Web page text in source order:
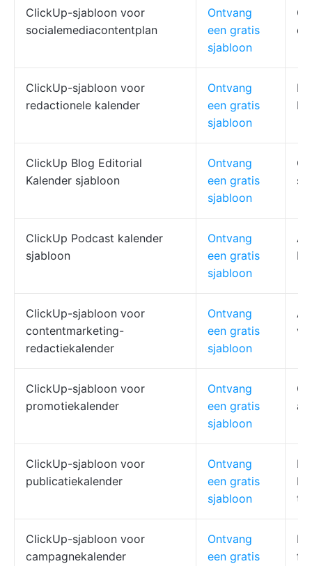
ClickUp-sjabloon voor
socialemediacontentplan
Ontvang
een gratis
sjabloon
ClickUp-sjabloon voor
redactionele kalender
Ontvang
een gratis
sjabloon
ClickUp Blog Editorial
Kalender sjabloon
Ontvang
een gratis
sjabloon
ClickUp Podcast kalender
sjabloon
Ontvang
een gratis
sjabloon
ClickUp-sjabloon voor
contentmarketing-
redactiekalender
Ontvang
een gratis
sjabloon
ClickUp-sjabloon voor
promotiekalender
Ontvang
een gratis
sjabloon
ClickUp-sjabloon voor
publicatiekalender
Ontvang
een gratis
sjabloon
ClickUp-sjabloon voor
campagnekalender
Ontvang
een gratis